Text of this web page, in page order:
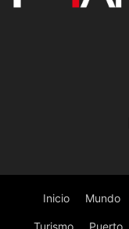
Inicio Mundo